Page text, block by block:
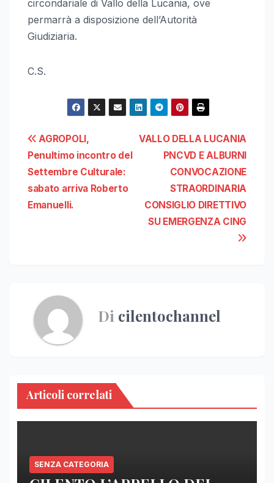
circondariale di Vallo della Lucania, ove
permarrà a disposizione dell’Autorità
Giudiziaria.
C.S.
Navigazione
articoli
VALLO DELLA LUCANIA
PNCVD E ALBURNI
CONVOCAZIONE
STRAORDINARIA
CONSIGLIO DIRETTIVO
SU EMERGENZA CING
AGROPOLI,
Penultimo incontro del
Settembre Culturale:
sabato arriva Roberto
Emanuelli.
Di cilentochannel
Articoli correlati
SENZA CATEGORIA